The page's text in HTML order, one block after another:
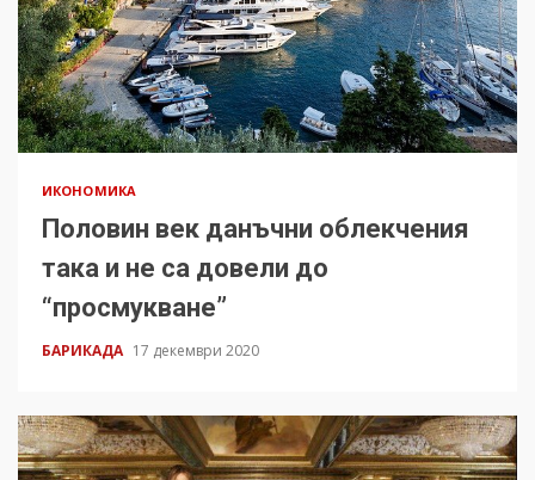
ИКОНОМИКА
Половин век данъчни облекчения
така и не са довели до
“просмукване”
БАРИКАДА 17 декември 2020